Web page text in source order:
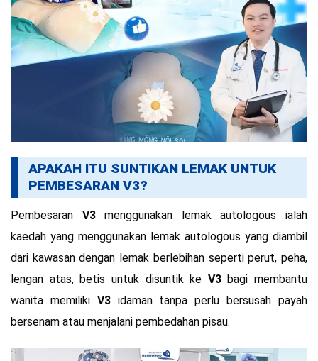
APAKAH ITU SUNTIKAN LEMAK UNTUK
PEMBESARAN V3?
Pembesaran V3menggunakan lemak autologous ialah
kaedah yang menggunakan lemak autologous yang diambil
dari kawasan dengan lemak berlebihan seperti perut, peha,
lengan atas, betis untuk disuntik ke V3bagi membantu
wanita memiliki V3idaman tanpa perlu bersusah payah
bersenam atau menjalani pembedahan pisau.